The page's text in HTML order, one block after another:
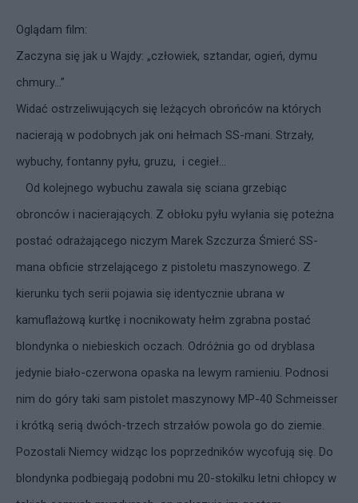
Oglądam film:
Zaczyna się jak u Wajdy: „człowiek, sztandar, ogień, dymu
chmury...”
Widać ostrzeliwujących się leżących obrońców na których
nacierają w podobnych jak oni hełmach SS-mani. Strzały,
wybuchy, fontanny pyłu, gruzu, i cegieł…
Od kolejnego wybuchu zawala się sciana grzebiąc
obronców i nacierających. Z obłoku pyłu wyłania się poteżna
postać odrażającego niczym Marek Szczurza Śmierć SS-
mana obficie strzelającego z pistoletu maszynowego. Z
kierunku tych serii pojawia się identycznie ubrana w
kamuflażową kurtkę i nocnikowaty hełm zgrabna postać
blondynka o niebieskich oczach. Odróżnia go od dryblasa
jedynie biało-czerwona opaska na lewym ramieniu. Podnosi
nim do góry taki sam pistolet maszynowy MP-40 Schmeisser
i krótką serią dwóch-trzech strzałów powola go do ziemie.
Pozostali Niemcy widząc los poprzedników wycofują się. Do
blondynka podbiegają podobni mu 20-stokilku letni chłopcy w